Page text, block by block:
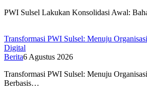
PWI Sulsel Lakukan Konsolidasi Awal:
Transformasi PWI Sulsel: Menuju
Digital
Berita6 Agustus 2026
Transformasi PWI Sulsel: Menuju
Berbasis…